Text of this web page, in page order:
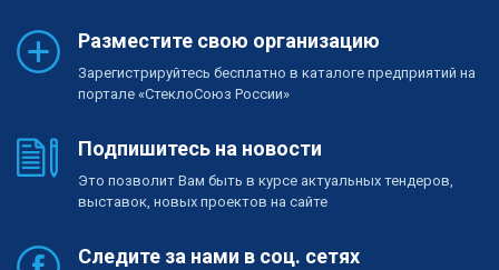
Разместите свою организацию
Зарегистрируйтесь бесплатно в каталоге предприятий на
портале «СтеклоСоюз России»
Подпишитесь на новости
Это позволит Вам быть в курсе актуальных тендеров,
выставок, новых проектов на сайте
Следите за нами в соц. сетях